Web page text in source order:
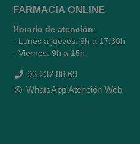
FARMACIA ONLINE
Horario de atención:
- Lunes a jueves: 9h a 17.30h
- Viernes: 9h a 15h
93 237 88 69
WhatsApp Atención Web